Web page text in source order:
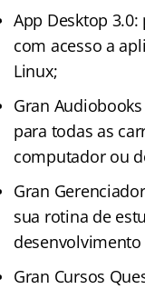
App Desktop
com acesso a
Linux;
Gran
para todas as
computador ou
Gran
sua rotina de
Gran Cursos